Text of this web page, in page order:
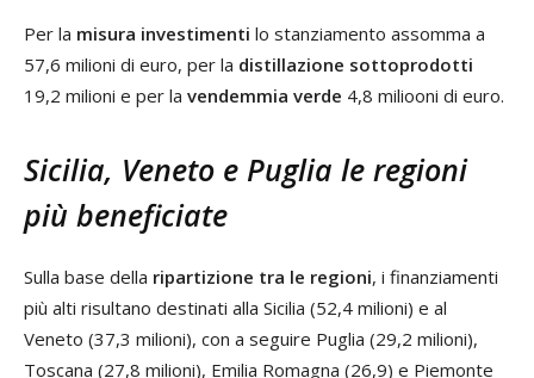
Per la misura investimenti lo stanziamento assomma a
57,6 milioni di euro, per la distillazione sottoprodotti
19,2 milioni e per la vendemmia verde 4,8 miliooni di euro.
Sicilia, Veneto e Puglia le regioni
più beneficiate
Sulla base della ripartizione tra le regioni, i finanziamenti
più alti risultano destinati alla Sicilia (52,4 milioni) e al
Veneto (37,3 milioni), con a seguire Puglia (29,2 milioni),
Toscana (27,8 milioni), Emilia Romagna (26,9) e Piemonte